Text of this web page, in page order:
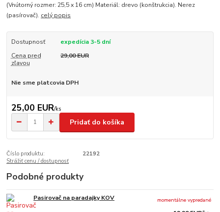
(Vnútorný rozmer: 25,5 x 16 cm) Materiál: drevo (konštrukcia). Nerez
(pasírovač). celý popis
Dostupnosť
expedícia 3-5 dní
Cena pred
zľavou
29,00 EUR
Nie sme platcovia DPH
25,00 EUR/ks
Pridať do košíka
Číslo produktu:
22192
Strážiť cenu / dostupnosť
Podobné produkty
Pasirovač na paradajky KOV
momentálne vypredané